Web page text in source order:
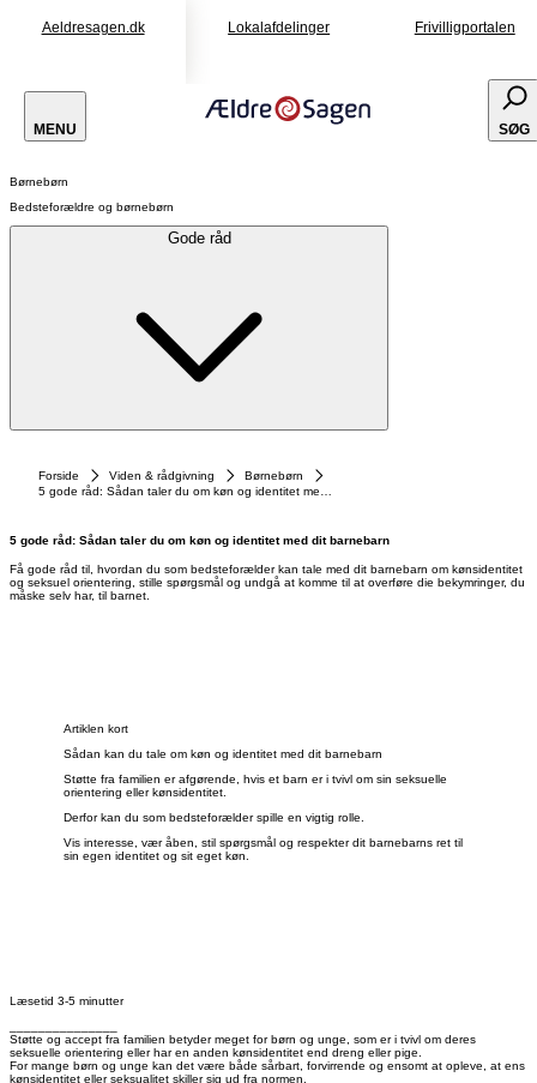
Aeldresagen.dk Lokalafdelinger Frivilligportalen
MENU SØG
Børnebørn
Bedsteforældre og børnebørn
Gode råd
Forside Viden & rådgivning
Børnebørn
5 gode råd: Sådan taler du om køn og identitet med dit barnebarn
Få gode råd til, hvordan du som bedsteforælder kan tale med dit barnebarn om kønsidentitet
og seksuel orientering, stille spørgsmål og undgå at komme til at overføre die bekymringer, du
måske selv har, til barnet.
Artiklen kort
Sådan kan du tale om køn og identitet med dit barnebarn
Støtte fra familien er afgørende, hvis et barn er i tvivl om sin seksuelle
orientering eller kønsidentitet.
Derfor kan du som bedsteforælder spille en vigtig rolle.
Vis interesse, vær åben, stil spørgsmål og respekter dit barnebarns ret til
sin egen identitet og sit eget køn.
Læsetid 3-5 minutter
Støtte og accept fra familien betyder meget for børn og unge, som er i tvivl om deres
seksuelle orientering eller har en anden kønsidentitet end dreng eller pige.
For mange børn og unge kan det være både sårbart, forvirrende og ensomt at opleve, at ens
kønsidentitet eller seksualitet skiller sig ud fra normen.